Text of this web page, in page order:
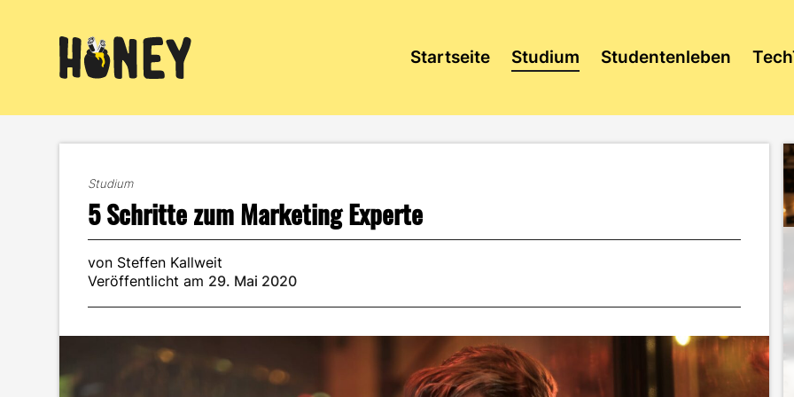
Startseite Studium Studentenleben
Studium
5 Schritte zum Marketing Experte
von Steffen Kallweit
Veröffentlicht am 29. Mai 2020